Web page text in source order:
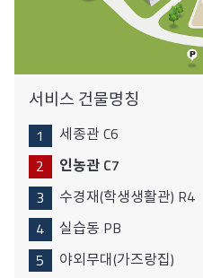
서비스 건물명칭
세종관 C6
인농관 C7
수경재(학생생활관) R4
실습동 PB
야외무대(가즈랑집)